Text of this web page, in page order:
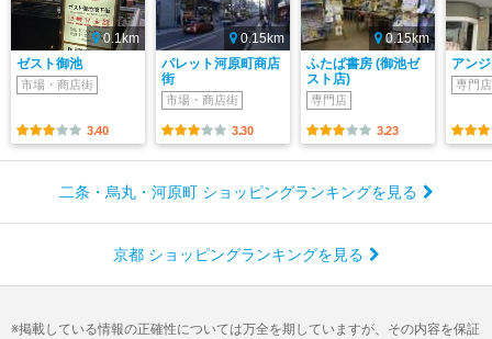
0.1km
ゼスト御池
市場・商店街
3.40
0.15km
パレット河原町商店
街
市場・商店街
3.30
0.15km
ふたば書房 (御池ゼ
スト店)
専門店
3.23
アン
専門店
二条・烏丸・河原町 ショッピングランキングを見る
京都 ショッピングランキングを見る
掲載している情報の正確性については万全を期していますが、その内容を保証